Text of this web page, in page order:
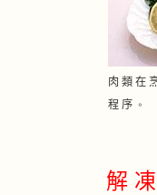
肉 類 在
程 序 。
解